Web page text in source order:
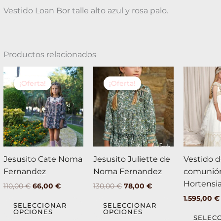
Vestido Loan Bor talle alto azul y rosa palo.
Productos relacionados
¡Oferta!
¡Oferta!
Jesusito Cate Noma
Fernandez
110,00€
precio
original
era:
110,00 €.
66,00 €
El
precio
actual
es:
66,00 €.
SELECCIONAR
OPCIONES
Este
producto
tiene
múltiples
variantes.
Las
opciones
pueden
elegir
¡Oferta!
¡Oferta!
Jesusito Juliette de
Noma Fernandez
130,00€
El
precio
original
era:
130,00 €.
78,00€
El
precio
actual
es:
78,00 €.
SELECCIONAR
OPCIONES
producto
tiene
múltiples
variantes.
Las
opciones
pueden
elegir
Vestido
1.595,00 €